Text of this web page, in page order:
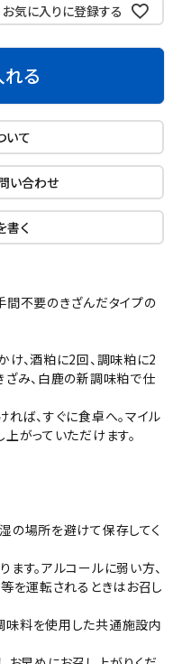
お気に入りに登録する
れる
いて
い合わせ
書く
間不要のきざんだタイプの
、酒粕に2回、調味粕に2
ざみ、白鹿の新調味粕で仕
ば、すぐに食卓へ。マイル
がっていただけます。
の場所を避けて保存してく
す。アルコールに弱い方、
を運転されるときはお召し
料を使用した共通施設内